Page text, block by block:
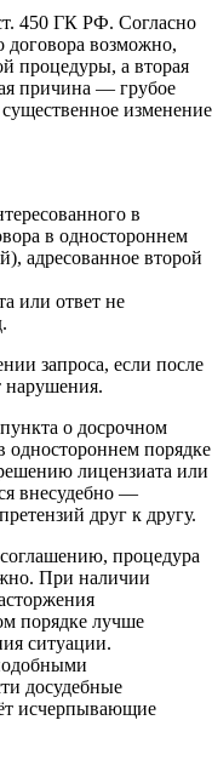
450 ГК РФ. Согласно
договора возможно,
процедуры, а вторая
причина — грубое
изменение
в
в одностороннем
адресованное второй
или ответ не
запроса, если после
нарушения.
о досрочном
одностороннем порядке
лицензиата или
внесудебно —
друг к другу.
процедура
При наличии
порядке лучше
ситуации.
досудебные
исчерпывающие